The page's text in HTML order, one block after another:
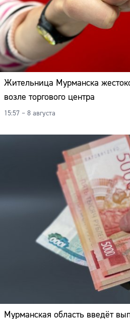
Жительница Мурманска
возле торгового центра
15:57 – 8 августа
Мурманская область введёт